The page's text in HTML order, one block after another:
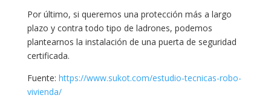
Por último, si queremos una protección más a largo
plazo y contra todo tipo de ladrones, podemos
plantearnos la instalación de una puerta de seguridad
certificada.
Fuente: https://www.sukot.com/estudio-tecnicas-robo-
vivienda/